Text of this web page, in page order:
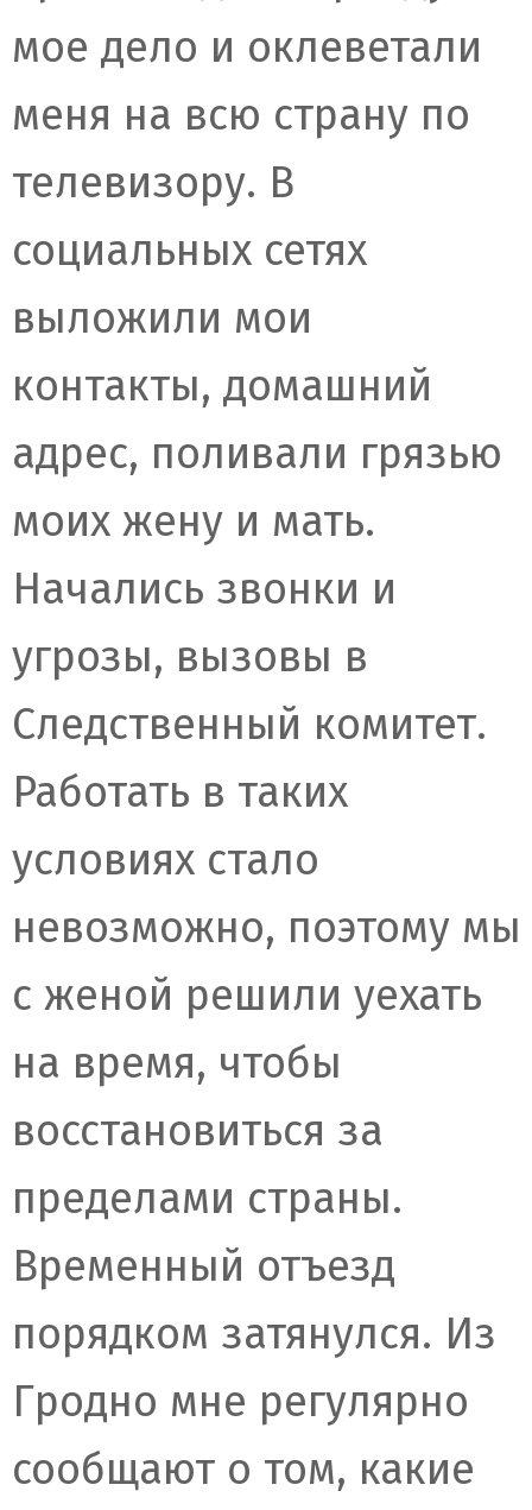
мое дело и оклеветали
меня на всю страну по
телевизору. В
социальных сетях
выложили мои
контакты, домашний
адрес, поливали грязью
моих жену и мать.
Начались звонки и
угрозы, вызовы в
Следственный комитет.
Работать в таких
условиях стало
невозможно, поэтому мы
с женой решили уехать
на время, чтобы
восстановиться за
пределами страны.
Временный отъезд
порядком затянулся. Из
Гродно мне регулярно
сообщают о том, какие